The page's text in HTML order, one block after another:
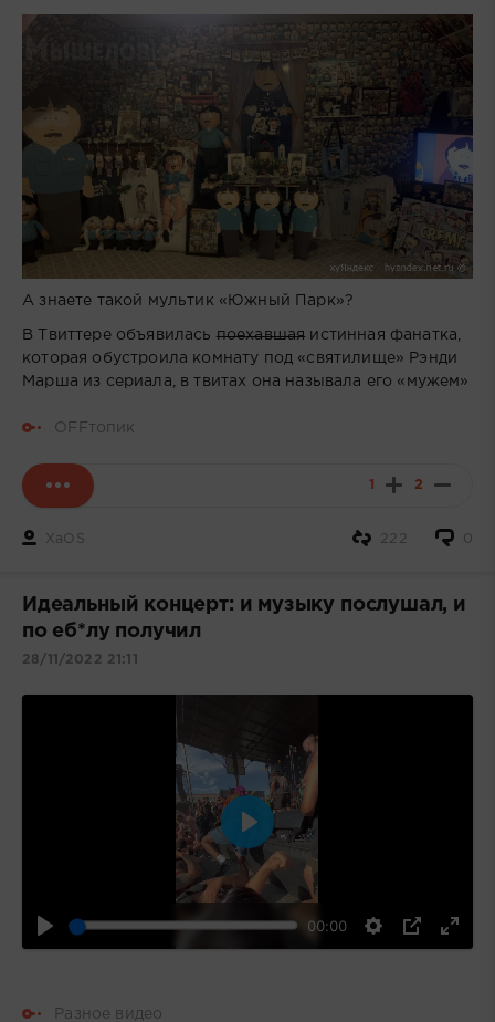
А знаете такой мультик «Южный Парк»?
В Твиттере объявилась поехавшая истинная фанатка,
которая обустроила комнату под «святилище» Рэнди
Марша из сериала, в твитах она называла его «мужем»
OFFтопик
1 2
XaOS 0
222
Идеальный концерт: и музыку послушал, и
по еб*лу получил
28/11/2022 21:11
00:00
Воспроизвести
Разное видео